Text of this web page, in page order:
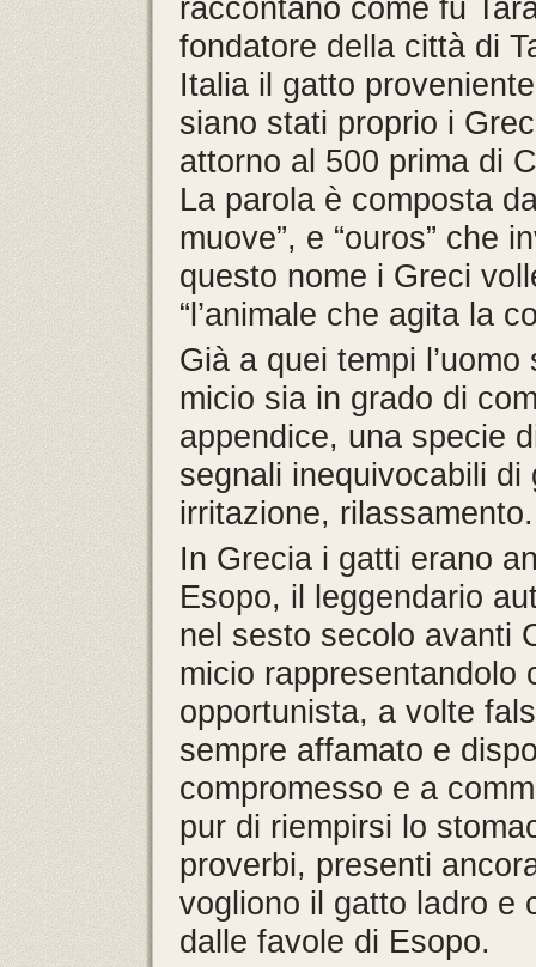
raccontano come fu
fondatore della città di
Italia il gatto
siano stati proprio i
attorno al 500 prima di
La parola è composta
muove”, e “ouros” che
questo nome i Greci
“l’animale che agita la
Già a quei tempi
micio sia in grado di
appendice, una specie
segnali inequivocabili
irritazione, rilassamento.
In Grecia i gatti erano
Esopo, il leggendario
nel sesto secolo avanti
micio rappresentandolo
opportunista, a volte
sempre affamato e
compromesso e a
pur di riempirsi lo
proverbi, presenti
vogliono il gatto ladro e
dalle favole di Esopo.